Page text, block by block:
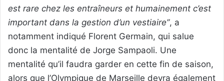
est rare chez les entraîneurs et humainement c’est
important dans la gestion d’un vestiaire”, a
notamment indiqué Florent Germain, qui salue
donc la mentalité de Jorge Sampaoli. Une
mentalité qu’il faudra garder en cette fin de saison,
alors que l’Olympique de Marseille devra également